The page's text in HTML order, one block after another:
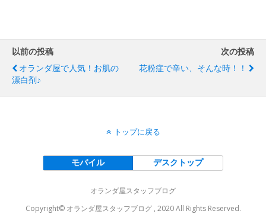
以前の投稿
オランダ屋で人気！お肌の
漂白剤♪
次の投稿
花粉症で辛い、そんな時！！
トップに戻る
モバイル デスクトップ
オランダ屋スタッフブログ
Copyright© オランダ屋スタッフブログ , 2020 All Rights Reserved.